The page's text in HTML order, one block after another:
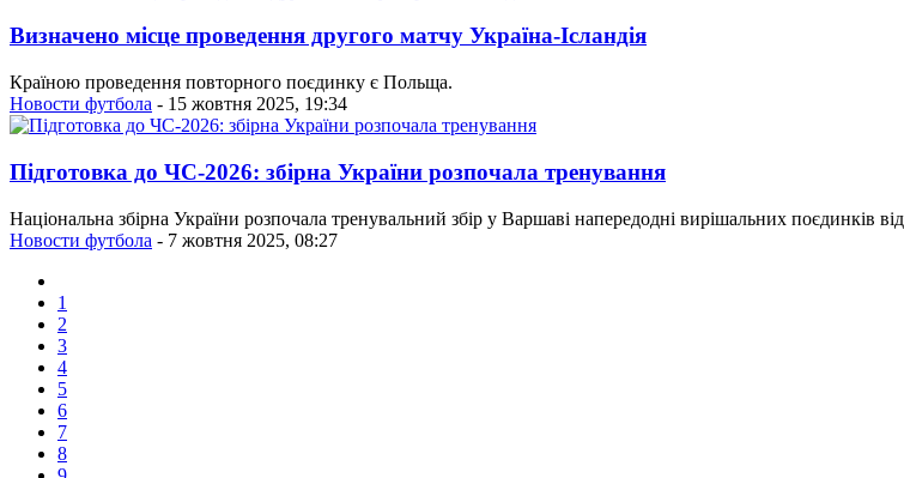
Визначено місце проведення другого матчу Україна-Ісландія
Країною проведення повторного поєдинку є Польща.
Новости футбола - 15 жовтня 2025, 19:34
Підготовка до ЧС-2026: збірна України розпочала тренування
Національна збірна України розпочала тренувальний збір у Варшаві напередодні вирішальних поєдинків
Новости футбола - 7 жовтня 2025, 08:27
1
2
3
4
5
6
7
8